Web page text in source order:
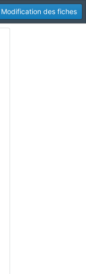
Modification des fiches